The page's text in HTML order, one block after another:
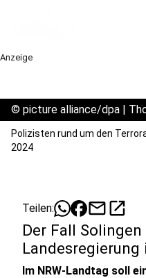
Anzeige
© picture alliance/dpa |
Polizisten rund um den
2024
Teilen: mailopen_in_new
Der Fall
Im NRW-Landtag soll